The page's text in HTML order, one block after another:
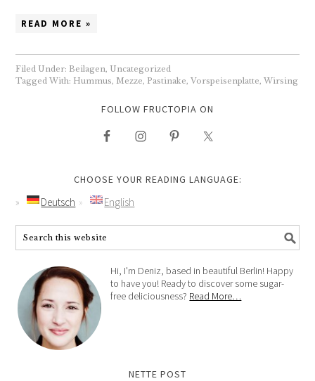
READ MORE »
Filed Under:Beilagen, Uncategorized
Tagged With: Hummus, Mezze, Pastinake,Vorspeisenplatte,Wirsing
FOLLOW FRUCTOPIA ON
CHOOSE YOUR READING LANGUAGE:
Deutsch English
Hi, I'm Deniz, based in beautiful Berlin! Happy
to have you! Ready to discover some sugar-
free deliciousness? Read More…
NETTE POST